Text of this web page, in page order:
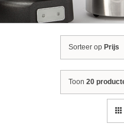
Sorteer op Prijs
Toon 20